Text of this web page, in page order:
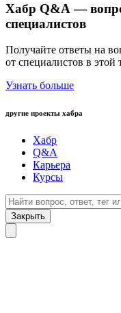
Хабр Q&A —
специалистов
Получайте ответы на
от специалистов в этой
Узнать больше
другие проекты хабра
Хабр
Q&A
Карьера
Курсы
Закрыть